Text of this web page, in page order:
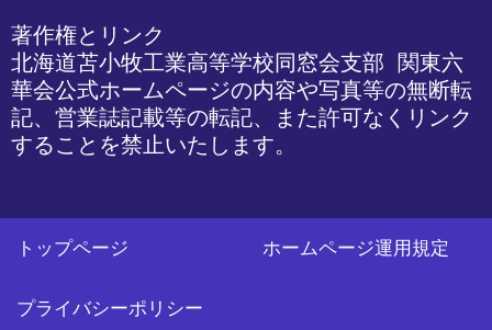
著作権とリンク
北海道苫小牧工業高等学校同窓会支部 関東六
華会公式ホームページの内容や写真等の無断転
記、営業誌記載等の転記、また許可なくリンク
することを禁止いたします。
トップページ ホームページ運用規定
プライバシーポリシー